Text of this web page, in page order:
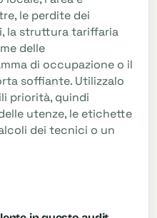
le perdite dei
la struttura tariffaria
delle
di occupazione o il
soffiante. Utilizzalo
priorità, quindi
utenze, le etichette
dei tecnici o un